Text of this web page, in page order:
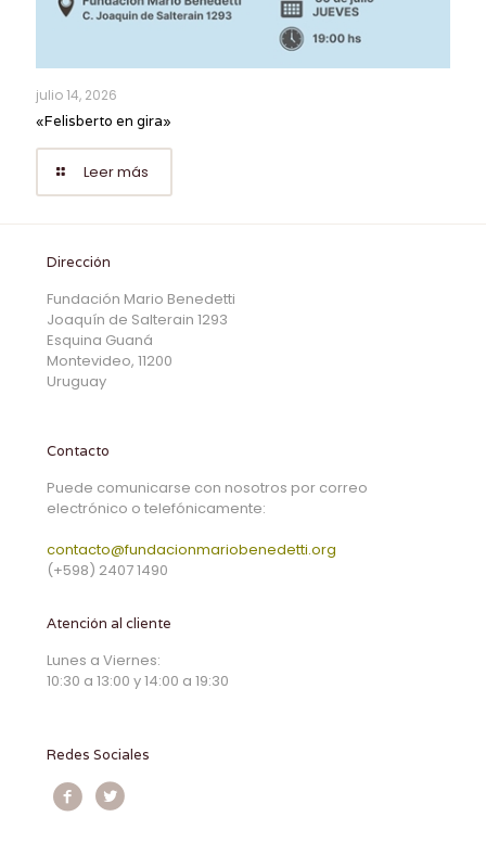
julio 14, 2026
«Felisberto en gira»
Leer más
Dirección
Fundación Mario Benedetti
Joaquín de Salterain 1293
Esquina Guaná
Montevideo, 11200
Uruguay
Contacto
Puede comunicarse con nosotros por correo
electrónico o telefónicamente:
contacto@fundacionmariobenedetti.org
(+598) 2407 1490
Atención al cliente
Lunes a Viernes:
10:30 a 13:00 y 14:00 a 19:30
Redes Sociales